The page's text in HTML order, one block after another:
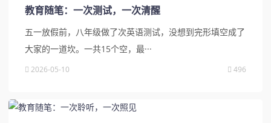
教育随笔：一次测试，一次清醒
五一放假前，八年级做了次英语测试，没想到完形填空成了
大家的一道坎。一共15个空，最···
2026-05-10 496